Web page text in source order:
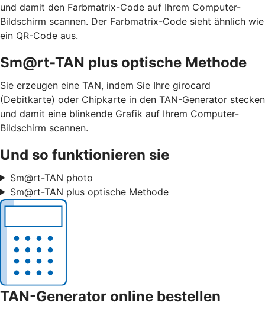
und damit den Farbmatrix-Code auf Ihrem Computer-
Bildschirm scannen. Der Farbmatrix-Code sieht ähnlich wie
ein QR-Code aus.
Sm@rt-TAN plus optische Methode
Sie erzeugen eine TAN, indem Sie Ihre girocard
(Debitkarte) oder Chipkarte in den TAN-Generator stecken
und damit eine blinkende Grafik auf Ihrem Computer-
Bildschirm scannen.
Und so funktionieren sie
Sm@rt-TAN photo
Sm@rt-TAN plus optische Methode
TAN-Generator online bestellen